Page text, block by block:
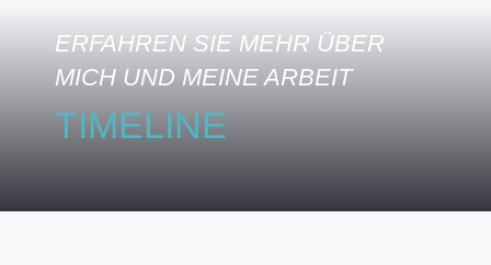
ERFAHREN SIE MEHR ÜBER
MICH UND MEINE ARBEIT
TIMELINE